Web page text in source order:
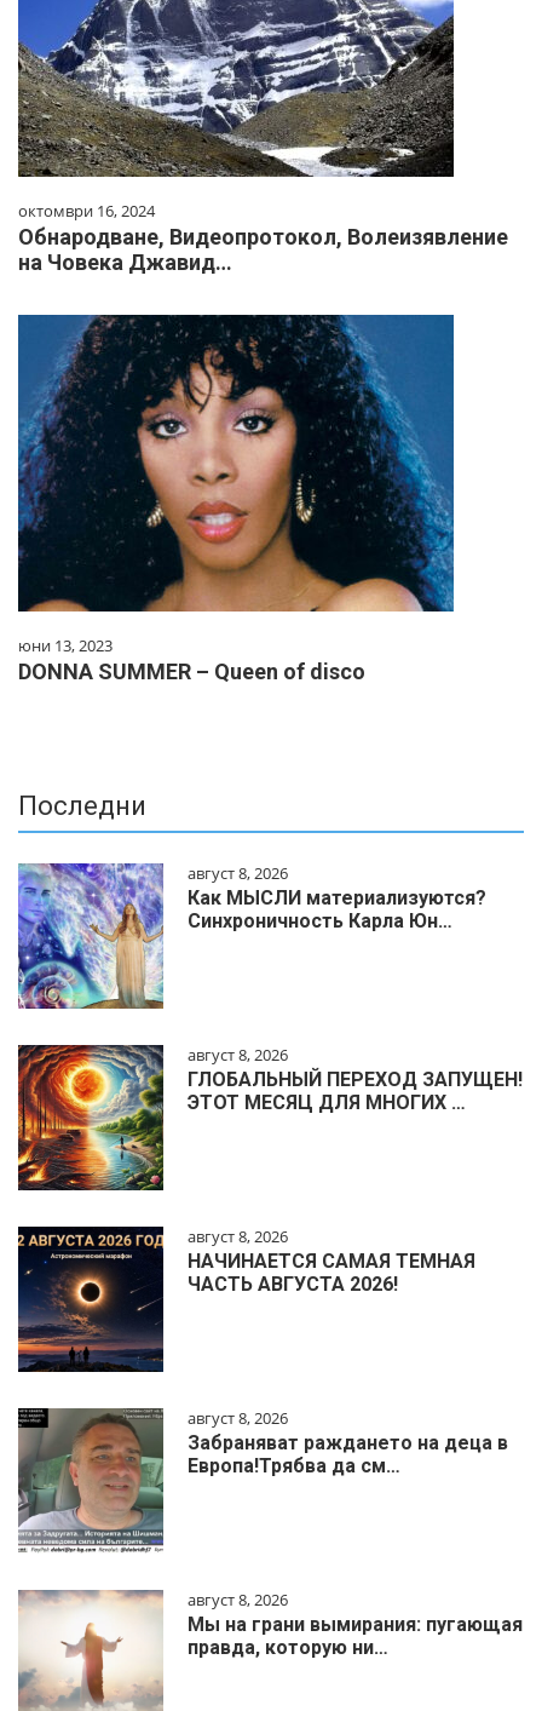
октомври 16, 2024
Обнародване, Видеопротокол, Волеизявление
на Човека Джавид…
юни 13, 2023
DONNA SUMMER – Queen of disco
Последни
август 8, 2026
Как МЫСЛИ материализуются?
Синхроничность Карла Юн…
август 8, 2026
ГЛОБАЛЬНЫЙ ПЕРЕХОД ЗАПУЩЕН!
ЭТОТ МЕСЯЦ ДЛЯ МНОГИХ …
август 8, 2026
НАЧИНАЕТСЯ САМАЯ ТЕМНАЯ
ЧАСТЬ АВГУСТА 2026!
август 8, 2026
Забраняват раждането на деца в
Европа!Трябва да см…
август 8, 2026
Мы на грани вымирания: пугающая
правда, которую ни…